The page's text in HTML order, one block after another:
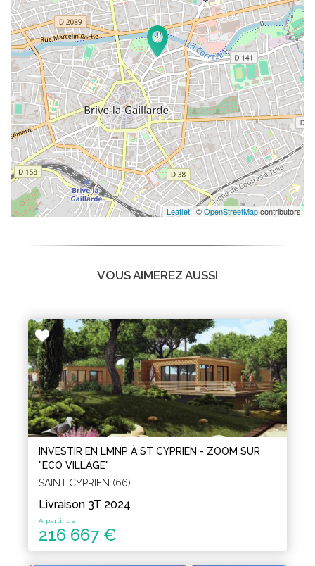
Leaflet| ©OpenStreetMapcontributors
VOUS AIMEREZ AUSSI
INVESTIR EN LMNP À ST CYPRIEN - ZOOM SUR
"ECO VILLAGE"
SAINT CYPRIEN (66)
Livraison 3T 2024
A partir de
216 667 €